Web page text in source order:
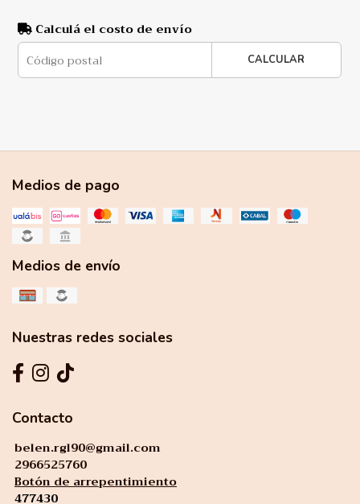
Calculá el costo de envío
CALCULAR
Medios de pago
Medios de envío
Nuestras redes sociales
Contacto
belen.rgl90@gmail.com
2966525760
Botón de arrepentimiento
477430